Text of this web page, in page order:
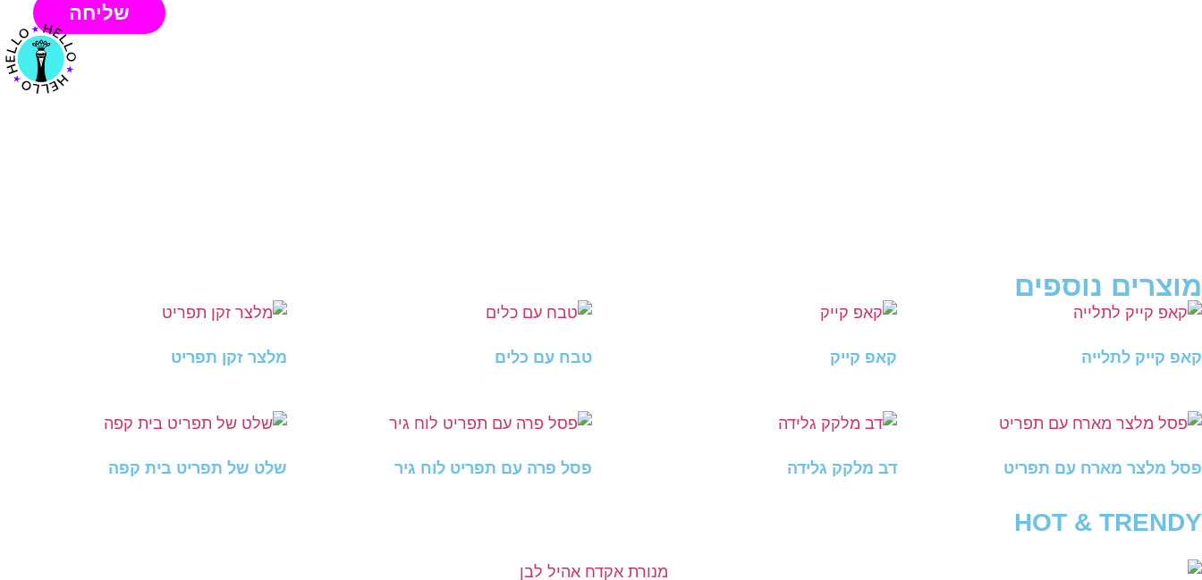
שליחה
מוצרים נוספים
קאפ קייק לתלייה קאפ קייק טבח עם כלים מלצר זקן תפריט
פסל מלצר מארח עם תפריט דב מלקק גלידה פסל פרה עם תפריט לוח גיר שלט של תפריט בית קפה
HOT & TRENDY